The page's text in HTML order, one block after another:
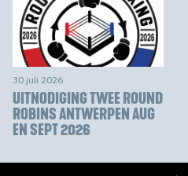
30 juli 2026
UITNODIGING TWEE ROUND
ROBINS ANTWERPEN AUG
EN SEPT 2026